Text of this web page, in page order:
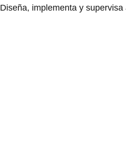
Diseña, implementa y